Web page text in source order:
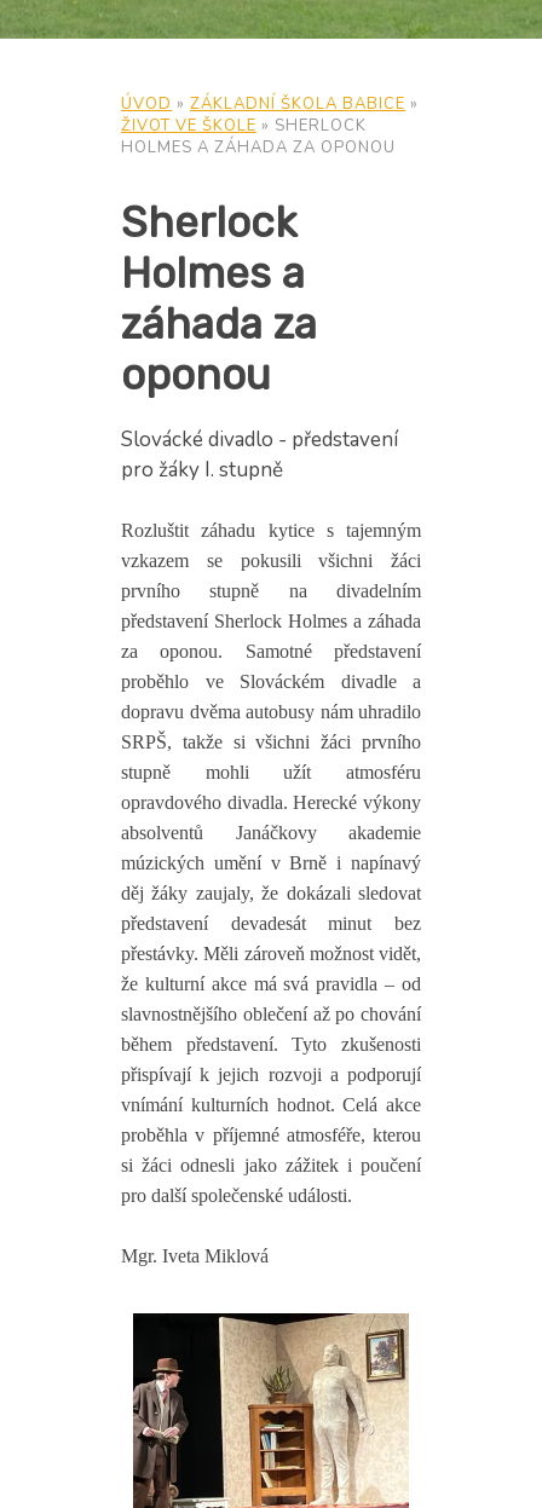
ÚVOD » ZÁKLADNÍ ŠKOLA BABICE »
ŽIVOT VE ŠKOLE » SHERLOCK
HOLMES A ZÁHADA ZA OPONOU
Sherlock
Holmes a
záhada za
oponou
Slovácké divadlo - představení
pro žáky I. stupně
Rozluštit záhadu kytice s tajemným
vzkazem se pokusili všichni žáci
prvního stupně na divadelním
představení Sherlock Holmes a záhada
za oponou. Samotné představení
proběhlo ve Slováckém divadle a
dopravu dvěma autobusy nám uhradilo
SRPŠ, takže si všichni žáci prvního
stupně mohli užít atmosféru
opravdového divadla. Herecké výkony
absolventů Janáčkovy akademie
múzických umění v Brně i napínavý
děj žáky zaujaly, že dokázali sledovat
představení devadesát minut bez
přestávky. Měli zároveň možnost vidět,
že kulturní akce má svá pravidla – od
slavnostnějšího oblečení až po chování
během představení. Tyto zkušenosti
přispívají k jejich rozvoji a podporují
vnímání kulturních hodnot. Celá akce
proběhla v příjemné atmosféře, kterou
si žáci odnesli jako zážitek i poučení
pro další společenské události.
Mgr. Iveta Miklová